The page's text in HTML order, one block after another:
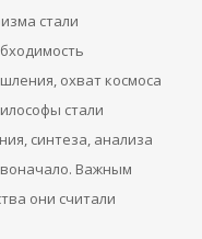
стали
охват космоса
стали
синтеза, анализа
Важным
они считали